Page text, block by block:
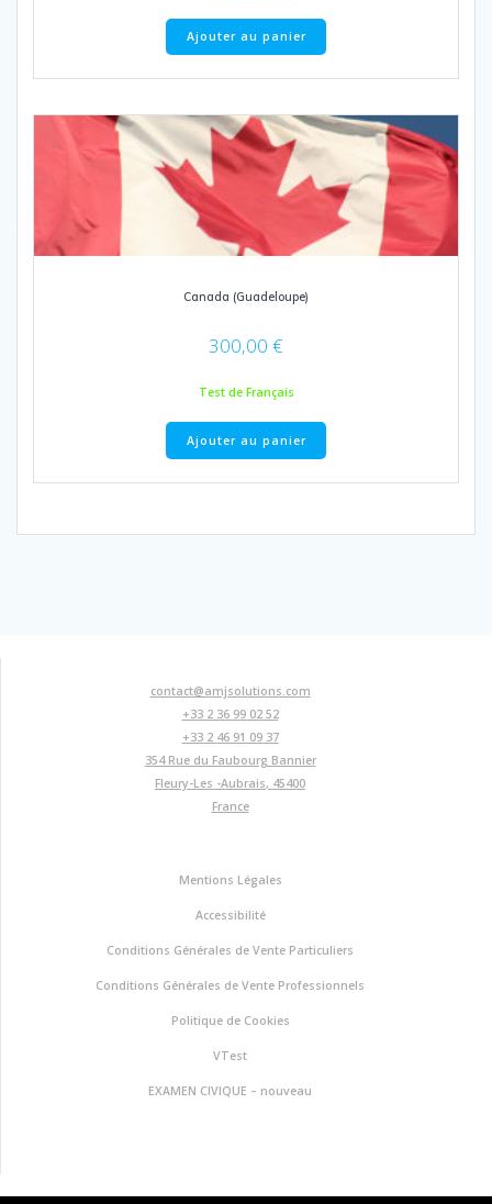
Ajouter au panier
Canada (Guadeloupe)
300,00 €
Test de Français
Ajouter au panier
contact@amjsolutions.com
+33 2 36 99 02 52
+33 2 46 91 09 37
354 Rue du Faubourg Bannier
Fleury-Les -Aubrais, 45400
France
Mentions Légales
Accessibilité
Conditions Générales de Vente Particuliers
Conditions Générales de Vente Professionnels
Politique de Cookies
VTest
EXAMEN CIVIQUE – nouveau